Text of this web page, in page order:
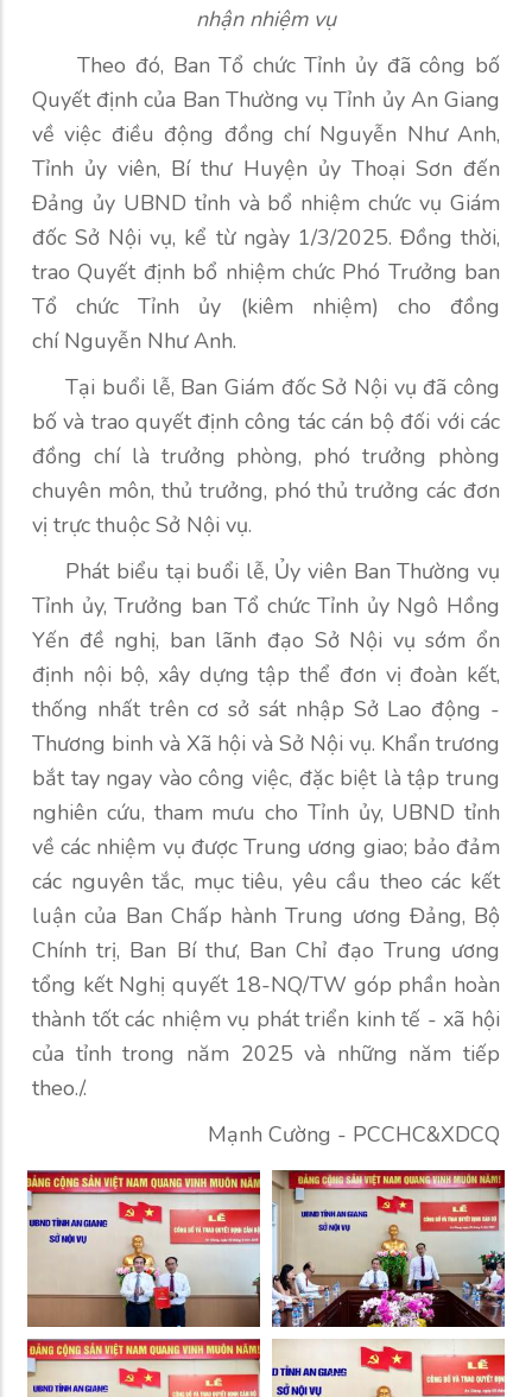
nhận nhiệm vụ
Theo đó, Ban Tổ chức Tỉnh ủy đã công bố
Quyết định của Ban Thường vụ Tỉnh ủy An Giang
về việc điều động đồng chí Nguyễn Như Anh,
Tỉnh ủy viên, Bí thư Huyện ủy Thoại Sơn đến
Đảng ủy UBND tỉnh và bổ nhiệm chức vụ Giám
đốc Sở Nội vụ, kể từ ngày 1/3/2025. Đồng thời,
trao Quyết định bổ nhiệm chức Phó Trưởng ban
Tổ chức Tỉnh ủy (kiêm nhiệm) cho đồng
chí Nguyễn Như Anh.
Tại buổi lễ, Ban Giám đốc Sở Nội vụ đã công
bố và trao quyết định công tác cán bộ đối với các
đồng chí là trưởng phòng, phó trưởng phòng
chuyên môn, thủ trưởng, phó thủ trưởng các đơn
vị trực thuộc Sở Nội vụ.
Phát biểu tại buổi lễ, Ủy viên Ban Thường vụ
Tỉnh ủy, Trưởng ban Tổ chức Tỉnh ủy Ngô Hồng
Yến đề nghị, ban lãnh đạo Sở Nội vụ sớm ổn
định nội bộ, xây dựng tập thể đơn vị đoàn kết,
thống nhất trên cơ sở sát nhập Sở Lao động -
Thương binh và Xã hội và Sở Nội vụ. Khẩn trương
bắt tay ngay vào công việc, đặc biệt là tập trung
nghiên cứu, tham mưu cho Tỉnh ủy, UBND tỉnh
về các nhiệm vụ được Trung ương giao; bảo đảm
các nguyên tắc, mục tiêu, yêu cầu theo các kết
luận của Ban Chấp hành Trung ương Đảng, Bộ
Chính trị, Ban Bí thư, Ban Chỉ đạo Trung ương
tổng kết Nghị quyết 18-NQ/TW góp phần hoàn
thành tốt các nhiệm vụ phát triển kinh tế - xã hội
của tỉnh trong năm 2025 và những năm tiếp
theo./.
Mạnh Cường - PCCHC&XDCQ